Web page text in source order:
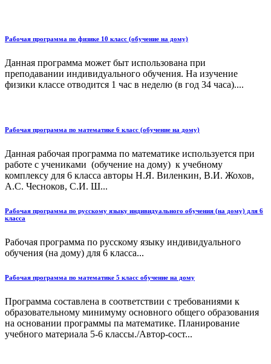
Рабочая программа по физике 10 класс (обучение на дому)
Данная программа может быт использована при
преподавании индивидуального обучения. На изучение
физики классе отводится 1 час в неделю (в год 34 часа)....
Рабочая программа по математике 6 класс (обучение на дому)
Данная рабочая программа по математике используется при
работе с учениками (обучение на дому) к учебному
комплексу для 6 класса авторы Н.Я. Виленкин, В.И. Жохов,
А.С. Чесноков, С.И. Ш...
Рабочая программа по русскому языку индивидуального обучения (на дому) для 6
класса
Рабочая программа по русскому языку индивидуального
обучения (на дому) для 6 класса...
Рабочая программа по математике 5 класс обучение на дому
Программа составлена в соответствии с требованиями к
образовательному минимуму основного общего образования
на основании программы па математике. Планирование
учебного материала 5-6 классы./Автор-сост...